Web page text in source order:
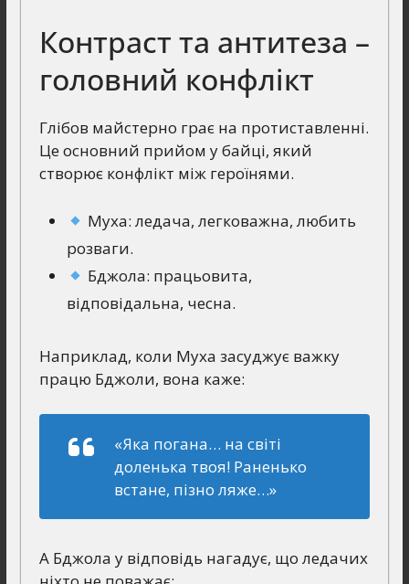
Контраст та антитеза –
головний конфлікт
Глібов майстерно грає на протиставленні.
Це основний прийом у байці, який
створює конфлікт між героїнями.
Муха: ледача, легковажна, любить
розваги.
Бджола: працьовита,
відповідальна, чесна.
Наприклад, коли Муха засуджує важку
працю Бджоли, вона каже:
«Яка погана… на світі
доленька твоя! Раненько
встане, пізно ляже…»
А Бджола у відповідь нагадує, що ледачих